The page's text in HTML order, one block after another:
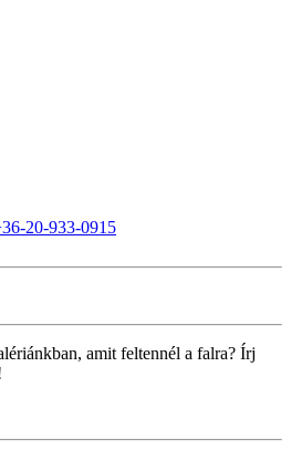
20-933-0915
amit feltennél a falra? Írj